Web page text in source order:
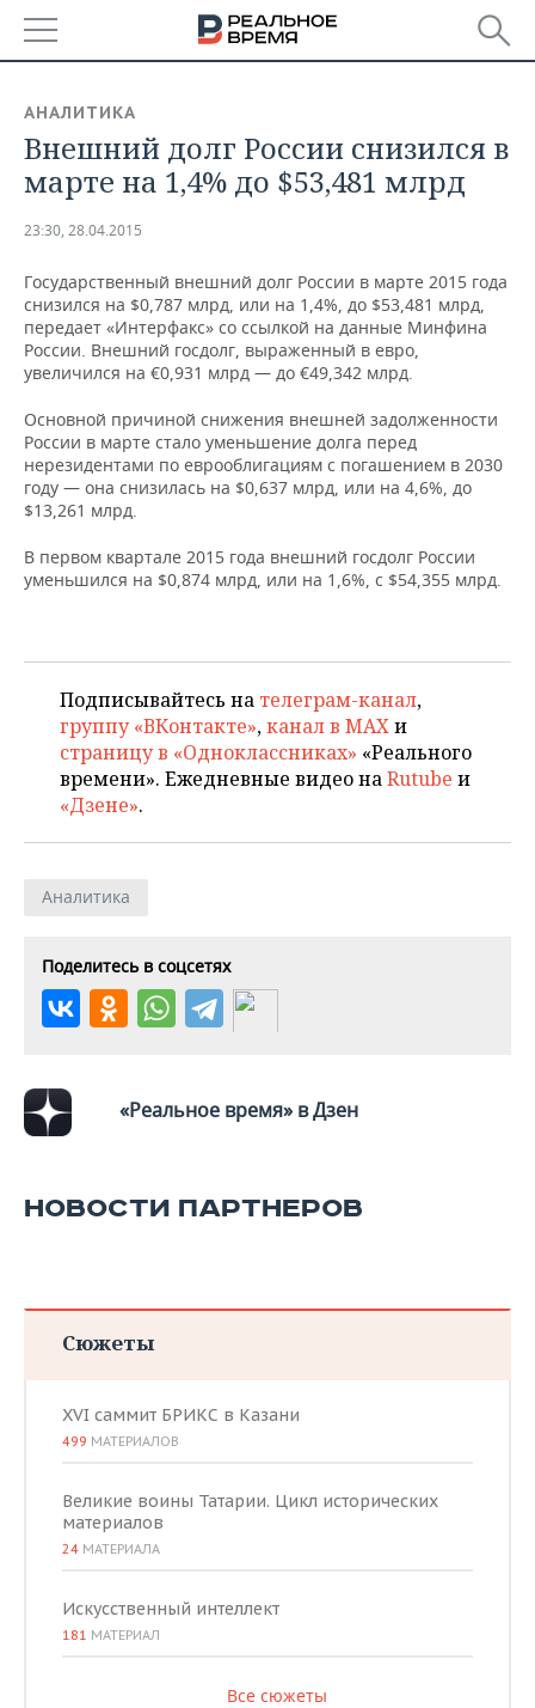
БАШКОРТОСТАН
ТАТАРСТАН
НОВОСТИ
АНАЛИТИКА
ДЕКЛАРАЦИИ О ДОХОДАХ
КОРОЛИ ГОСЗАКАЗА ПФО
ВУЗЫ ТАТАРСТАНА
КОМУ ПРИНАДЛЕЖАТ
ТОРГОВЫЕ ЦЕНТРЫ
ТАТАРСТАНА
НОВОСТИ ЭКОНОМИКИ
ФИНАНСЫ
БАНКИ
БЮДЖЕТ
ИНВЕСТИЦИИ
ПРОМЫШЛЕННОСТЬ
НОВОСТИ
ПРОМЫШЛЕННОСТИ
АГРОПРОМ
МАШИНОСТРОЕНИЕ
ЭНЕРГЕТИКА
НЕДВИЖИМОСТЬ
НОВОСТИ НЕДВИЖИМОСТИ
АВТО
НОВОСТИ АВТО
БИЗНЕС
НОВОСТИ БИЗНЕСА
РОЗНИЧНАЯ ТОРГОВЛЯ
УСЛУГИ
ТЕХНОЛОГИИ
НОВОСТИ ТЕХНОЛОГИЙ
МЕДИА
ТЕЛЕКОММУНИКАЦИИ
МЕРОПРИЯТИЯ
ВЫЕЗДНАЯ РЕДАКЦИЯ
БИЗНЕС-БРАНЧИ
ONLINE-КОНФЕРЕНЦИИ
НОВОСТИ СПОРТА
ФУТБОЛ
ХОККЕЙ
ВОЛЕЙБОЛ
КИБЕРСПОРТ
ФИГУРНОЕ КАТАНИЕ
ХОККЕЙ С МЯЧОМ
ОБЩЕСТВО
НОВОСТИ ОБЩЕСТВА
ВЛАСТЬ
ИСТОРИЯ
КУЛЬТУРА
МЕДИЦИНА
ПРОИСШЕСТВИЯ
ФОТОГАЛЕРЕЯ
СЮЖЕТЫ
СПИСОК ПЕРСОН
СПИСОК КОМПАНИЙ
АНАЛИТИКА
Внешний долг России снизился в
марте на 1,4% до $53,481 млрд
23:30, 28.04.2015
Государственный внешний долг России в марте 2015 года
снизился на $0,787 млрд, или на 1,4%, до $53,481 млрд,
передает «Интерфакс» со ссылкой на данные Минфина
России. Внешний госдолг, выраженный в евро,
увеличился на €0,931 млрд — до €49,342 млрд.
Основной причиной снижения внешней задолженности
России в марте стало уменьшение долга перед
нерезидентами по еврооблигациям с погашением в 2030
году — она снизилась на $0,637 млрд, или на 4,6%, до
$13,261 млрд.
В первом квартале 2015 года внешний госдолг России
уменьшился на $0,874 млрд, или на 1,6%, с $54,355 млрд.
Подписывайтесь на телеграм-канал,
группу «ВКонтакте»,канал в MAXи
страницу в «Одноклассниках» «Реального
времени». Ежедневные видео наRutube и
«Дзене».
Аналитика
Поделитесь в соцсетях
«Реальное время» в Дзен
НОВОСТИ ПАРТНЕРОВ
Сюжеты
XVI саммит БРИКС в Казани
499 МАТЕРИАЛОВ
Великие воины Татарии. Цикл исторических
материалов
24 МАТЕРИАЛА
Искусственный интеллект
181 МАТЕРИАЛ
Все сюжеты